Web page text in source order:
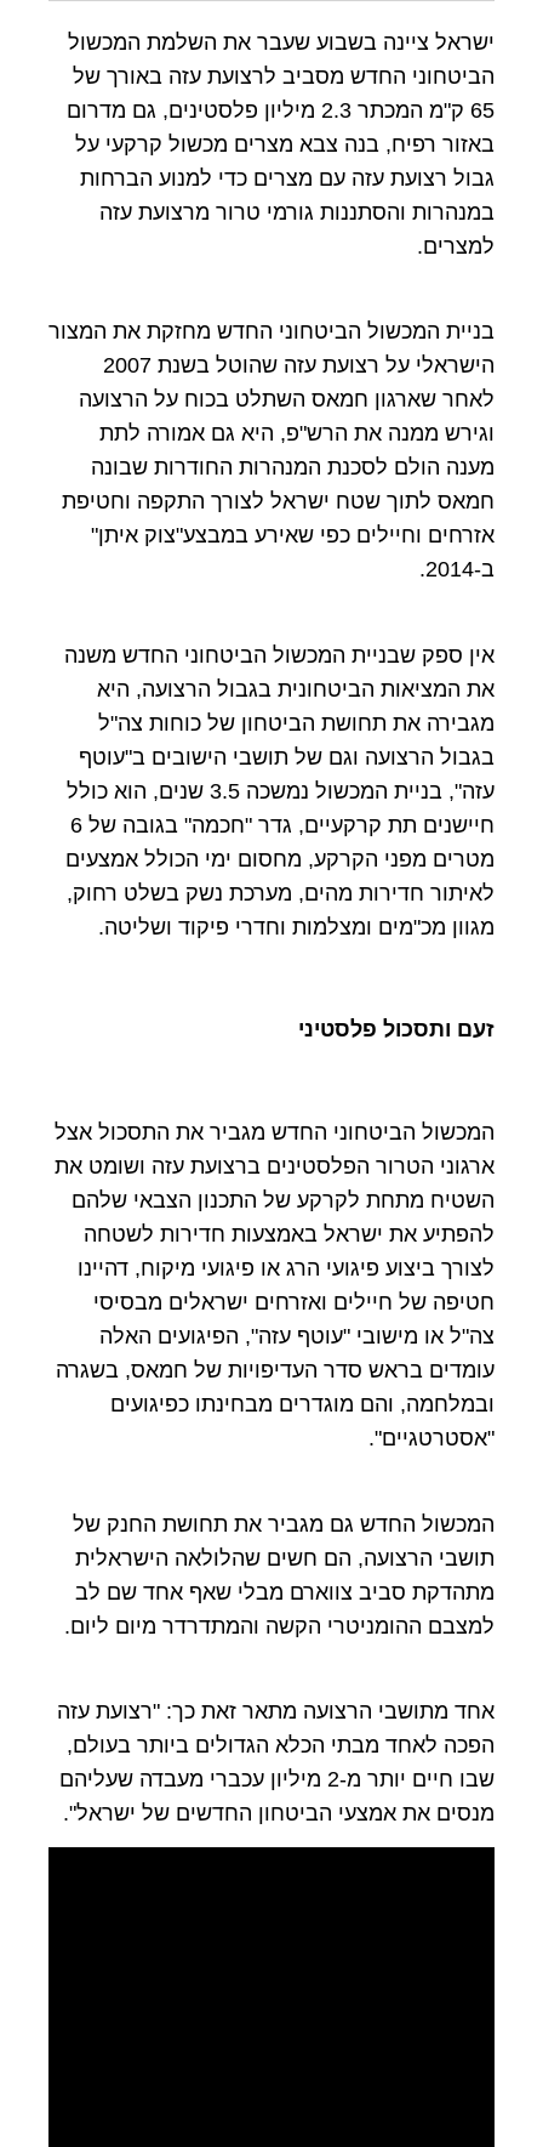
ישראל ציינה בשבוע שעבר את השלמת המכשול
הביטחוני החדש מסביב לרצועת עזה באורך של
65 ק"מ המכתר 2.3 מיליון פלסטינים, גם מדרום
באזור רפיח, בנה צבא מצרים מכשול קרקעי על
גבול רצועת עזה עם מצרים כדי למנוע הברחות
במנהרות והסתננות גורמי טרור מרצועת עזה
למצרים.
בניית המכשול הביטחוני החדש מחזקת את המצור
הישראלי על רצועת עזה שהוטל בשנת 2007
לאחר שארגון חמאס השתלט בכוח על הרצועה
וגירש ממנה את הרש"פ, היא גם אמורה לתת
מענה הולם לסכנת המנהרות החודרות שבונה
חמאס לתוך שטח ישראל לצורך התקפה וחטיפת
אזרחים וחיילים כפי שאירע במבצע"צוק איתן"
ב-2014.
אין ספק שבניית המכשול הביטחוני החדש משנה
את המציאות הביטחונית בגבול הרצועה, היא
מגבירה את תחושת הביטחון של כוחות צה"ל
בגבול הרצועה וגם של תושבי הישובים ב"עוטף
עזה", בניית המכשול נמשכה 3.5 שנים, הוא כולל
חיישנים תת קרקעיים, גדר "חכמה" בגובה של 6
מטרים מפני הקרקע, מחסום ימי הכולל אמצעים
לאיתור חדירות מהים, מערכת נשק בשלט רחוק,
מגוון מכ"מים ומצלמות וחדרי פיקוד ושליטה.
זעם ותסכול פלסטיני
המכשול הביטחוני החדש מגביר את התסכול אצל
ארגוני הטרור הפלסטינים ברצועת עזה ושומט את
השטיח מתחת לקרקע של התכנון הצבאי שלהם
להפתיע את ישראל באמצעות חדירות לשטחה
לצורך ביצוע פיגועי הרג או פיגועי מיקוח, דהיינו
חטיפה של חיילים ואזרחים ישראלים מבסיסי
צה"ל או מישובי "עוטף עזה", הפיגועים האלה
עומדים בראש סדר העדיפויות של חמאס, בשגרה
ובמלחמה, והם מוגדרים מבחינתו כפיגועים
"אסטרטגיים".
המכשול החדש גם מגביר את תחושת החנק של
תושבי הרצועה, הם חשים שהלולאה הישראלית
מתהדקת סביב צווארם מבלי שאף אחד שם לב
למצבם ההומניטרי הקשה והמתדרדר מיום ליום.
אחד מתושבי הרצועה מתאר זאת כך: "רצועת עזה
הפכה לאחד מבתי הכלא הגדולים ביותר בעולם,
שבו חיים יותר מ-2 מיליון עכברי מעבדה שעליהם
מנסים את אמצעי הביטחון החדשים של ישראל".